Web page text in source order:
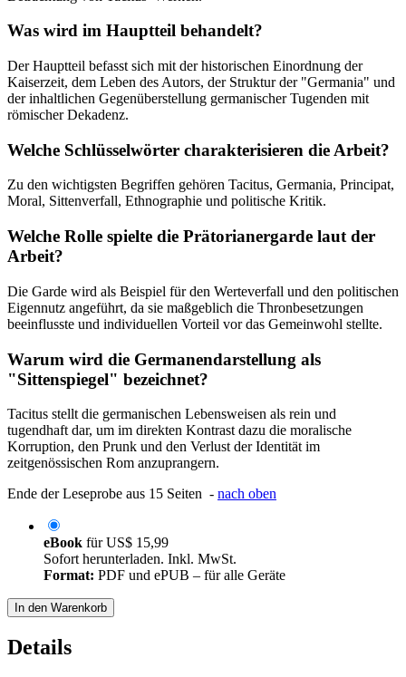
Was wird im Hauptteil behandelt?
Der Hauptteil befasst sich mit der historischen Einordnung der
Kaiserzeit, dem Leben des Autors, der Struktur der "Germania" und
der inhaltlichen Gegenüberstellung germanischer Tugenden mit
römischer Dekadenz.
Welche Schlüsselwörter charakterisieren die Arbeit?
Zu den wichtigsten Begriffen gehören Tacitus, Germania, Principat,
Moral, Sittenverfall, Ethnographie und politische Kritik.
Welche Rolle spielte die Prätorianergarde laut der
Arbeit?
Die Garde wird als Beispiel für den Werteverfall und den politischen
Eigennutz angeführt, da sie maßgeblich die Thronbesetzungen
beeinflusste und individuellen Vorteil vor das Gemeinwohl stellte.
Warum wird die Germanendarstellung als
"Sittenspiegel" bezeichnet?
Tacitus stellt die germanischen Lebensweisen als rein und
tugendhaft dar, um im direkten Kontrast dazu die moralische
Korruption, den Prunk und den Verlust der Identität im
zeitgenössischen Rom anzuprangern.
Ende der Leseprobe aus 15 Seiten - nach oben
eBook fürUS$ 15,99
Sofort herunterladen. Inkl. MwSt.
Format: PDF und ePUB – für alle Geräte
In den Warenkorb
Details